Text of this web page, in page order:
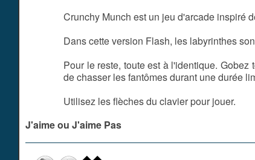
Crunchy Munch est un jeu d'arcade inspiré
Dans cette version Flash, les labyrinthes
Pour le reste, toute est à l'identique.
de chasser les fantômes durant une durée
Utilisez les flèches du clavier pour jouer.
J'aime ou J'aime Pas